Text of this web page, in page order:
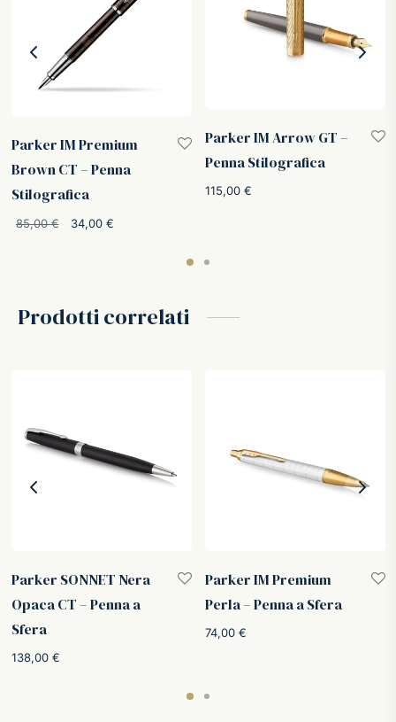
Parker IM Premium
Brown CT – Penna
Stilografica
85,00€
Il
85,00 €.
34,00 €
34,00 €.
Parker IM Arrow GT –
Penna Stilografica
115,00 €
Prodotti correlati
Parker SONNET Nera
Opaca CT – Penna a
Sfera
138,00 €
Parker IM Premium
Perla – Penna a Sfera
74,00 €